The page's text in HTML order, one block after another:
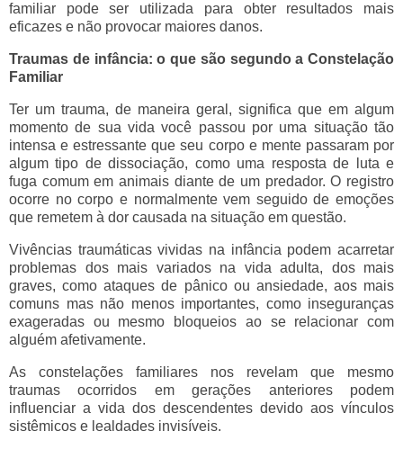
familiar pode ser utilizada para obter resultados mais
eficazes e não provocar maiores danos.
Traumas de infância: o que são segundo a Constelação
Familiar
Ter um trauma, de maneira geral, significa que em algum
momento de sua vida você passou por uma situação tão
intensa e estressante que seu corpo e mente passaram por
algum tipo de dissociação, como uma resposta de luta e
fuga comum em animais diante de um predador. O registro
ocorre no corpo e normalmente vem seguido de emoções
que remetem à dor causada na situação em questão.
Vivências traumáticas vividas na infância podem acarretar
problemas dos mais variados na vida adulta, dos mais
graves, como ataques de pânico ou ansiedade, aos mais
comuns mas não menos importantes, como inseguranças
exageradas ou mesmo bloqueios ao se relacionar com
alguém afetivamente.
As constelações familiares nos revelam que mesmo
traumas ocorridos em gerações anteriores podem
influenciar a vida dos descendentes devido aos vínculos
sistêmicos e lealdades invisíveis.